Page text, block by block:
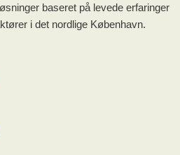
baseret på levede erfaringer
i det nordlige København.